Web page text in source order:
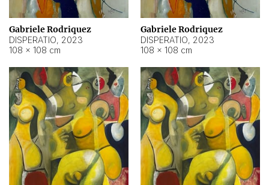
Gabriele Rodriquez
DISPERATIO, 2023
108 × 108 cm
Gabriele Rodriquez
DISPERATIO, 2023
108 × 108 cm